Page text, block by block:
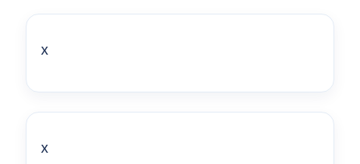
x
x